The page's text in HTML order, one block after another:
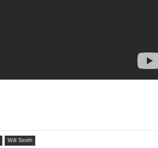
Will Smith